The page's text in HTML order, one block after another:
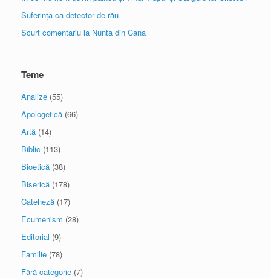
Suferința ca detector de rău
Scurt comentariu la Nunta din Cana
Teme
Analize (55)
Apologetică (66)
Artă (14)
Biblic (113)
Bioetică (38)
Biserică (178)
Cateheză (17)
Ecumenism (28)
Editorial (9)
Familie (78)
Fără categorie (7)